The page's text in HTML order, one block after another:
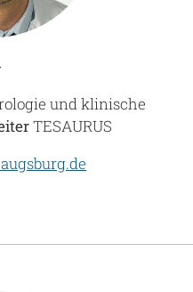
und klinische
TESAURUS